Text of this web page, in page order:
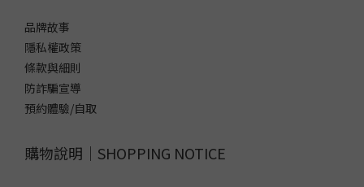
品牌故事
隱私權政策
條款與細則
防詐騙宣導
預約體驗/自取
購物說明｜SHOPPING NOTICE